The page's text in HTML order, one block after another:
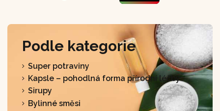
Podle kategorie
Super potraviny
Kapsle – pohodlná forma přírodní léčby
Sirupy
Bylinné směsi